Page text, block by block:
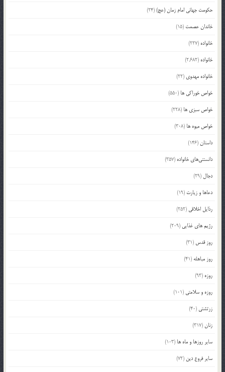
حکومت جهانی امام زمان (عج)(24)
خاندان عصمت (15)
خانواده (227)
خانواده (2,682)
خانواده مهدوی (22)
خواص خوراکی ها (550)
خواص سبزی ها (228)
خواص میوه ها (308)
داستان(146)
دانستنی‌های خانواده (357)
دجال (29)
دعاها و زیارت (19)
رذایل اخلاقی (252)
رژیم های غذایی (209)
روز قدس (31)
روز مباهله (41)
روزه (93)
روزه و سلامتی (101)
زرتشتی (40)
زنان(317)
سایر روزها و ماه ها (103)
سایر فروع دین (72)